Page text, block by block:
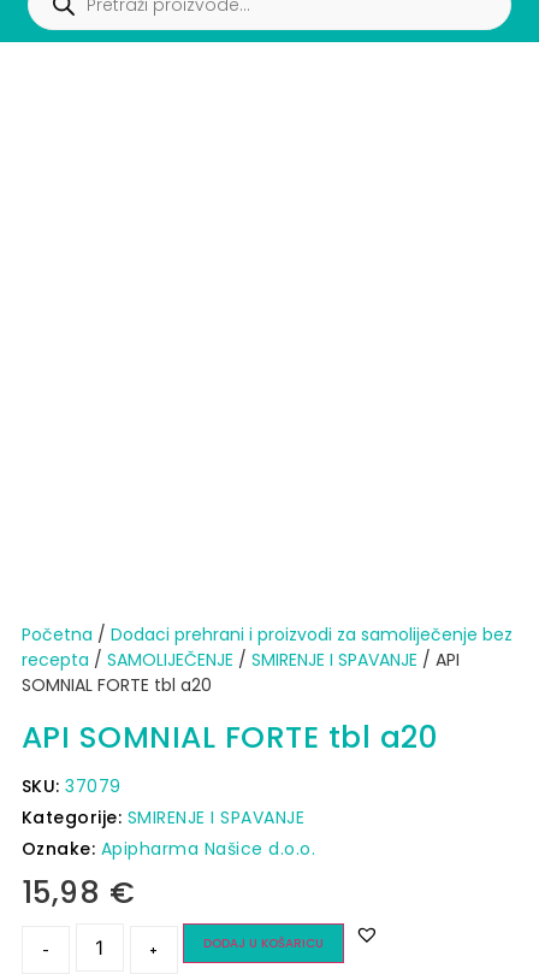
Početna / Dodaci prehrani i proizvodi za samoliječenje bez
recepta / SAMOLIJEČENJE / SMIRENJE I SPAVANJE / API
SOMNIAL FORTE tbl a20
API SOMNIAL FORTE tbl a20
SKU:37079
Kategorije: SMIRENJE I SPAVANJE
Oznake: Apipharma Našice d.o.o.
15,98 €
- + DODAJ U KOŠARICU